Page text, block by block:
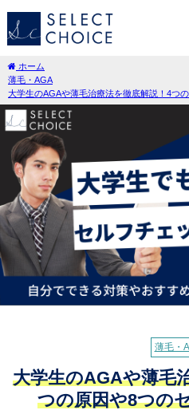
ホーム
薄毛・AGA
大学生のAGAや薄毛治療法を徹底解説！4つ
薄毛・
大学生のAGAや薄毛
つの原因や8つの